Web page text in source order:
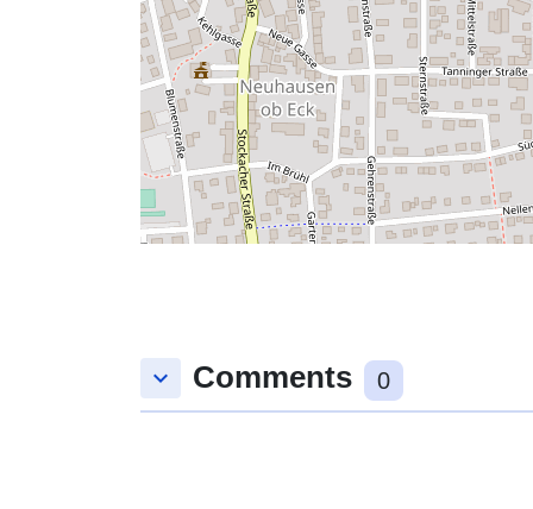
keyboard_arrow_down Comments 0